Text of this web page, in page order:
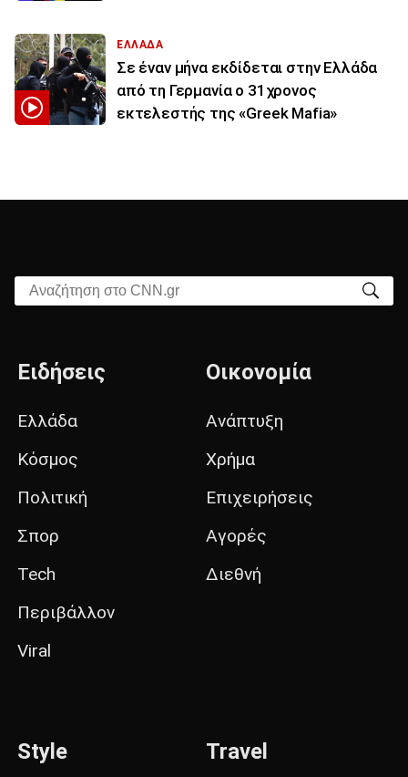
ΕΛΛΑΔΑ
Σε έναν μήνα εκδίδεται στην Ελλάδα
από τη Γερμανία ο 31χρονος
εκτελεστής της «Greek Mafia»
Αναζήτηση στο CNN.gr
Ειδήσεις
Ελλάδα
Κόσμος
Πολιτική
Σπορ
Tech
Περιβάλλον
Viral
Οικονομία
Ανάπτυξη
Χρήμα
Επιχειρήσεις
Αγορές
Διεθνή
Style Travel